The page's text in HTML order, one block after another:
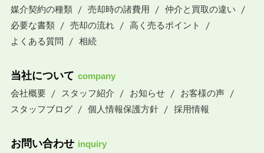
媒介契約の種類
売却時の諸費用
仲介と買取の違い
必要な書類
売却の流れ
高く売るポイント
よくある質問
相続
当社について company
会社概要
スタッフ紹介 お知らせ
お客様の声
スタッフブログ
個人情報保護方針 採用情報
お問い合わせ inquiry